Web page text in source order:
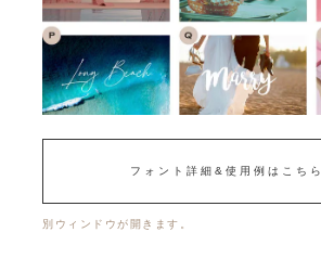
フォント詳細&使用例はこちら
別ウィンドウが開きます。